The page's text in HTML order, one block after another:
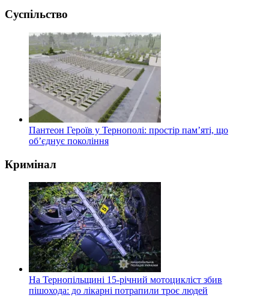
Суспільство
Пантеон Героїв у Тернополі: простір пам’яті, що
об’єднує покоління
Кримінал
На Тернопільщині 15-річний мотоцикліст збив
пішохода: до лікарні потрапили троє людей